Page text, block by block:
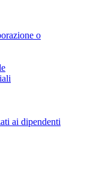
o
ai dipendenti